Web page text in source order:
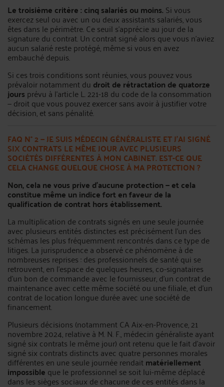
Le troisième critère : cinq salariés ou moins. Si vous
exercez seul ou avec un ou deux assistants salariés, vous
êtes dans le périmètre. Ce seuil s’apprécie au jour de la
signature du contrat. Un contrat signé alors que vous n’aviez
aucun salarié reste protégé, même si vous en avez
embauché depuis.
Si ces trois conditions sont réunies, vous pouvez vous
prévaloir notamment du droit de rétractation de quatorze
jours prévu à l’article L. 221-18 du code de la consommation
— droit que vous pouvez exercer sans avoir à justifier votre
décision, et sans pénalité.
FAQ N° 2 — JE SUIS MÉDECIN GÉNÉRALISTE ET J’AI SIGNÉ
SIX CONTRATS LE MÊME JOUR AVEC PLUSIEURS
SOCIÉTÉS DIFFÉRENTES À MON CABINET. EST-CE QUE
CELA CHANGE QUELQUE CHOSE À MA PROTECTION ?
Non, cela ne vous prive d’aucune protection — et cela
constitue même un indice fort en faveur de la
qualification de contrat hors établissement.
La multiplication de contrats signés en une seule journée
avec plusieurs entités distinctes est précisément l’un des
schémas les plus fréquemment rencontrés dans ce type de
litiges. La jurisprudence a observé ce phénomène à de
nombreuses reprises : des professionnels de santé qui se
retrouvent, en l’espace de quelques heures, co-signataires
d’un bon de commande avec le fournisseur, d’un contrat de
maintenance avec cette même société ou une filiale, et d’un
contrat de location longue durée avec une société de
financement.
Plusieurs décisions (notamment CA Aix-en-Provence, 21
novembre 2024, relative à M. N. F., médecin généraliste ayant
signé six contrats le même jour) ont retenu que le fait d’avoir
signé six contrats distincts avec quatre personnes morales
différentes en une seule journée rendaitmatériellement
impossible que le professionnel se soit lui-même déplacé
dans les sièges sociaux de chacune de ces entités dans la